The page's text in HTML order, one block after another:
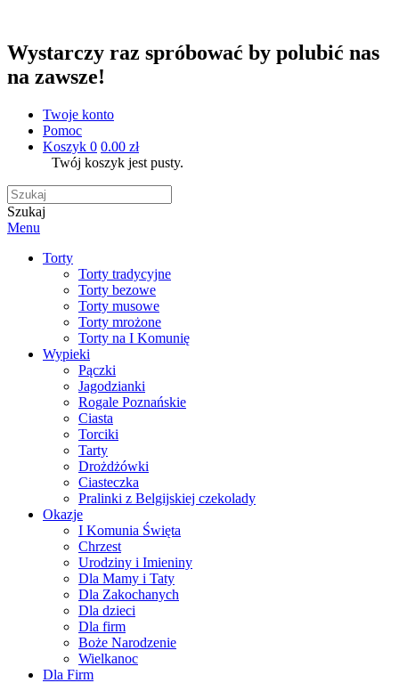
Wystarczy raz spróbować by polubić nas
na zawsze!
Twoje konto
Pomoc
Koszyk 0 0.00 zł
Twój koszyk jest pusty.
Szukaj
Menu
Torty
Torty tradycyjne
Torty bezowe
Torty musowe
Torty mrożone
Torty na I Komunię
Wypieki
Pączki
Jagodzianki
Rogale Poznańskie
Ciasta
Torciki
Tarty
Drożdżówki
Ciasteczka
Pralinki z Belgijskiej czekolady
Okazje
I Komunia Święta
Chrzest
Urodziny i Imieniny
Dla Mamy i Taty
Dla Zakochanych
Dla dzieci
Dla firm
Boże Narodzenie
Wielkanoc
Dla Firm